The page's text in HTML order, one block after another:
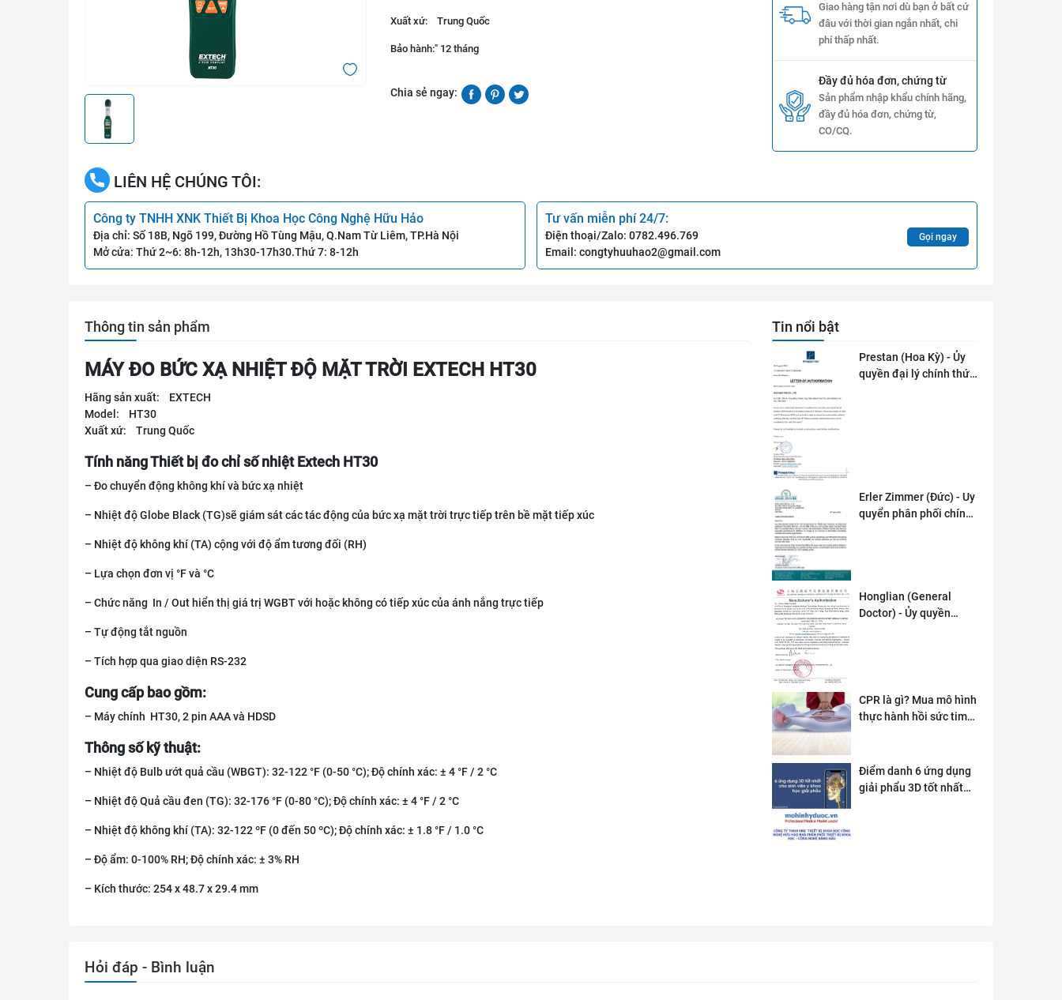
Xuất xứ: Trung Quốc
Bảo hành:" 12 tháng
Chia sẻ ngay:
Giao hàng tận nơi dù bạn ở bất cứ
đâu với thời gian ngắn nhất, chi
phí thấp nhất.
Đầy đủ hóa đơn, chứng từ
Sản phẩm nhập khẩu chính hãng,
đầy đủ hóa đơn, chứng từ,
CO/CQ.
LIÊN HỆ CHÚNG TÔI:
Công ty TNHH XNK Thiết Bị Khoa Học Công Nghệ Hữu Hảo
Địa chỉ: Số 18B, Ngõ 199, Đường Hồ Tùng Mậu, Q.Nam Từ Liêm, TP.Hà Nội
Mở cửa: Thứ 2~6: 8h-12h, 13h30-17h30.Thứ 7: 8-12h
Tư vấn miễn phí 24/7:
Điện thoại/Zalo: 0782.496.769
Email: congtyhuuhao2@gmail.com
Gọi ngay
Thông tin sản phẩm
MÁY ĐO BỨC XẠ NHIỆT ĐỘ MẶT TRỜI EXTECH HT30
Hãng sản xuất: EXTECH
Model: HT30
Xuất xứ: Trung Quốc
Tính năng Thiết bị đo chỉ số nhiệt Extech HT30
– Đo chuyển động không khí và bức xạ nhiệt
– Nhiệt độ Globe Black (TG)sẽ giám sát các tác động của bức xạ mặt trời trực tiếp trên bề mặt tiếp xúc
– Nhiệt độ không khí (TA) cộng với độ ẩm tương đối (RH)
– Lựa chọn đơn vị °F và °C
– Chức năng In / Out hiển thị giá trị WGBT với hoặc không có tiếp xúc của ánh nắng trực tiếp
– Tự động tắt nguồn
– Tích hợp qua giao diện RS-232
Cung cấp bao gồm:
– Máy chính HT30, 2 pin AAA và HDSD
Thông số kỹ thuật:
– Nhiệt độ Bulb ướt quả cầu (WBGT): 32-122 °F (0-50 °C); Độ chính xác: ± 4 °F / 2 °C
– Nhiệt độ Quả cầu đen (TG): 32-176 °F (0-80 °C); Độ chính xác: ± 4 °F / 2 °C
– Nhiệt độ không khí (TA): 32-122 ºF (0 đến 50 ºC); Độ chính xác: ± 1.8 °F / 1.0 °C
– Độ ẩm: 0-100% RH; Độ chính xác: ± 3% RH
– Kích thước: 254 x 48.7 x 29.4 mm
Tin nổi bật
Prestan (Hoa Kỳ) - Ủy
quyền đại lý chính thức
Erler Zimmer (Đức) - Uy
quyển phân phối chính
Honglian (General
Doctor) - Ủy quyền
CPR là gì? Mua mô hình
thực hành hồi sức tim
Điểm danh 6 ứng dụng
giải phẩu 3D tốt nhất
Hỏi đáp - Bình luận